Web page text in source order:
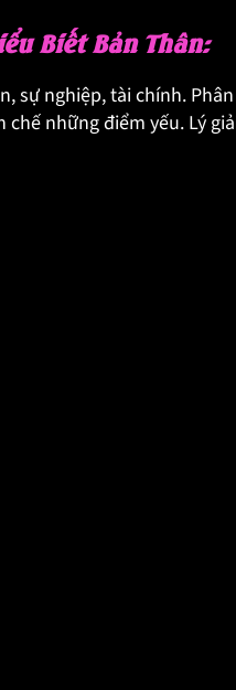
Biết Bản Thân:
nghiệp, tài chính.
chế những điểm yếu. Lý